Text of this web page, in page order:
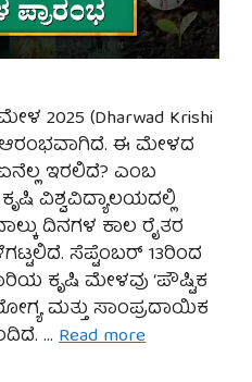
2025 (Dharwad Krishi
ಆರಂಭವಾಗಿದೆ. ಈ ಮೇಳದ
ಇರಲಿದೆ? ಎಂಬ
ವಿಶ್ವವಿದ್ಯಾಲಯದಲ್ಲಿ
ದಿನಗಳ ಕಾಲ ರೈತರ
ಸೆಪ್ಟೆಂಬರ್ 13ರಿಂದ
ಕೃಷಿ ಮೇಳವು ‘ಪೌಷ್ಟಿಕ
ಮತ್ತು ಸಾಂಪ್ರದಾಯಿಕ
… Read more